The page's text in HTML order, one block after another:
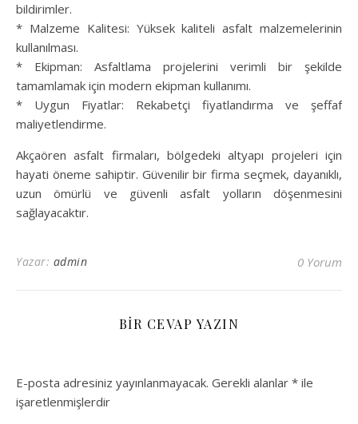
bildirimler.
* Malzeme Kalitesi: Yüksek kaliteli asfalt malzemelerinin
kullanılması.
* Ekipman: Asfaltlama projelerini verimli bir şekilde
tamamlamak için modern ekipman kullanımı.
* Uygun Fiyatlar: Rekabetçi fiyatlandırma ve şeffaf
maliyetlendirme.
Akçaören asfalt firmaları, bölgedeki altyapı projeleri için
hayati öneme sahiptir. Güvenilir bir firma seçmek, dayanıklı,
uzun ömürlü ve güvenli asfalt yolların döşenmesini
sağlayacaktır.
Yazar: admin 0 Yorum
BIR CEVAP YAZIN
E-posta adresiniz yayınlanmayacak. Gerekli alanlar * ile
işaretlenmişlerdir